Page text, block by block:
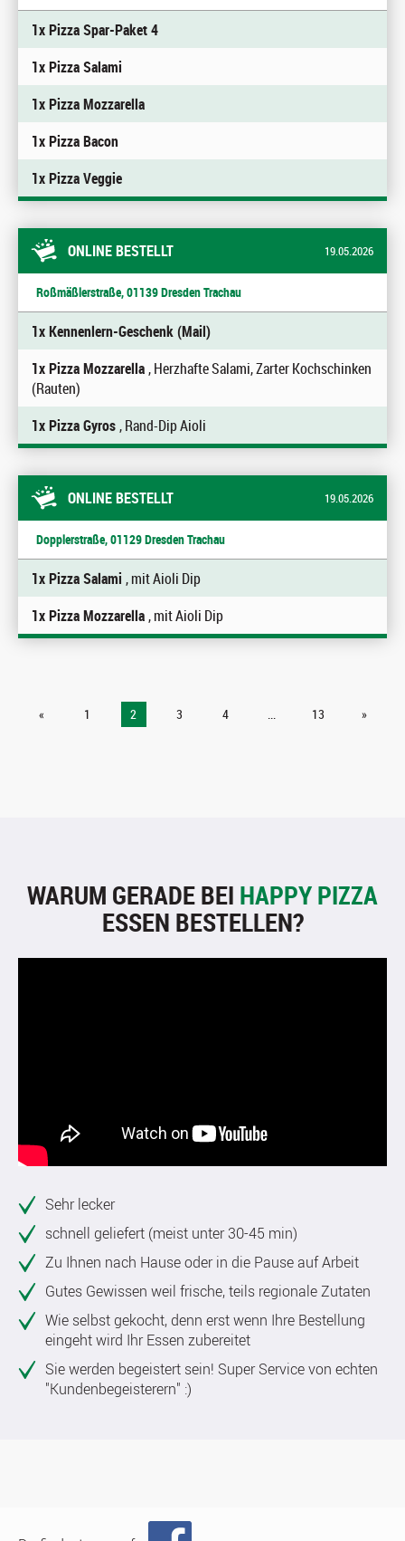
1x Pizza Spar-Paket 4
1x Pizza Salami
1x Pizza Mozzarella
1x Pizza Bacon
1x Pizza Veggie
ONLINE BESTELLT 19.05.2026
Roßmäßlerstraße, 01139 Dresden Trachau
1x Kennenlern-Geschenk (Mail)
1x Pizza Mozzarella, Herzhafte Salami, Zarter Kochschinken
(Rauten)
1x Pizza Gyros, Rand-Dip Aioli
ONLINE BESTELLT 19.05.2026
Dopplerstraße, 01129 Dresden Trachau
1x Pizza Salami , mit Aioli Dip
1x Pizza Mozzarella, mit Aioli Dip
« 1 2 3 4 ... 13 »
WARUM GERADE BEI HAPPY PIZZA
ESSEN BESTELLEN?
Sehr lecker
schnell geliefert (meist unter 30-45 min)
Zu Ihnen nach Hause oder in die Pause auf Arbeit
Gutes Gewissen weil frische, teils regionale Zutaten
Wie selbst gekocht, denn erst wenn Ihre Bestellung
eingeht wird Ihr Essen zubereitet
Sie werden begeistert sein! Super Service von echten
"Kundenbegeisterern" :)